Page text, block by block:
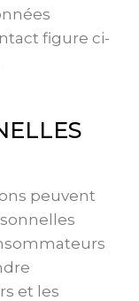
figure ci-
peuvent
et les